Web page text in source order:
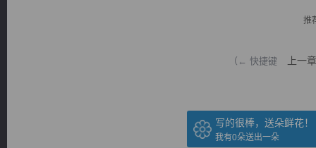
推
（← 快捷键 上一章
写的很棒，送朵鲜花！
我有0朵送出一朵